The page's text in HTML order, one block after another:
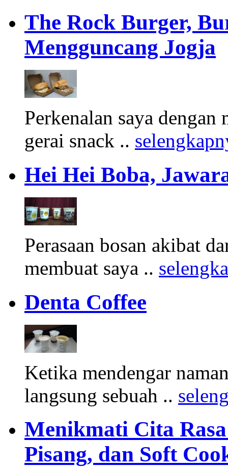
The Rock Burger,
Mengguncang Jogja
Perkenalan saya
gerai snack ..
Hei Hei Boba,
Perasaan bosan akibat
membuat saya ..
Denta Coffee
Ketika mendengar
langsung sebuah ..
Menikmati Cita
Pisang, dan Soft